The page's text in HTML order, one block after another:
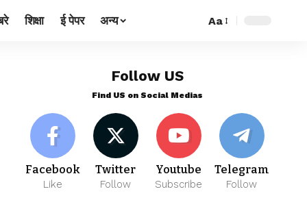
शिक्षा ई पेपर अन्य Aa
Follow US
Find US on Social Medias
Facebook
Like
Twitter
Follow
Youtube
Subscribe
Telegram
Follow